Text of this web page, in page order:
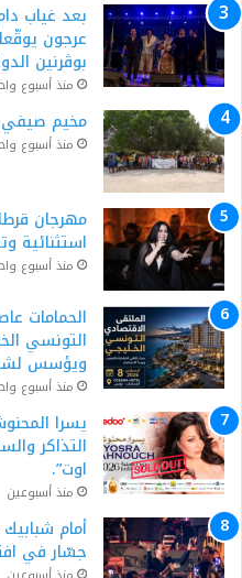
عرجون
بوڨرنين
منذ أسبوع
مخيم صيفي
منذ أسبوع
مهرجان
استثنائية
منذ أسبوع
الحمامات
التونسي
ويؤسس
منذ أسبوع
يسرا
التذاكر
اوت”.
منذ أسبوعين
أمام
جسّار في